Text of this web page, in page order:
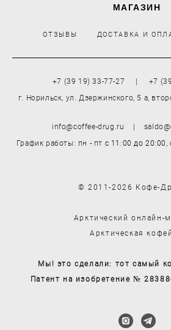
МАГАЗИН
ОТЗЫВЫ ДОСТАВКА И
+7 (39 19) 33-77-27 | +7 (39
г. Норильск, ул. Дзержинского, 5 а,
info@coffee-drug.ru |
График работы: пн - пт с 11:00 до 20:00,
© 2011-2026 Кофе-
Арктический онлайн-
Арктическая
Мы! это сделали: тот самый
Патент на изобретение №